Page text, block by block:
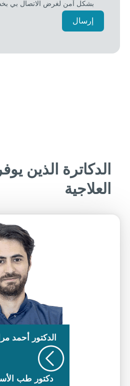
بشكل آمن لغرض الاتصال بي بخصوص
الذين
أحمد مراد
دكتور طب الأسنان